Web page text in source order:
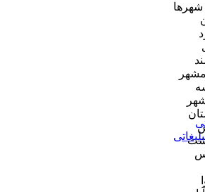
شهر‌ها